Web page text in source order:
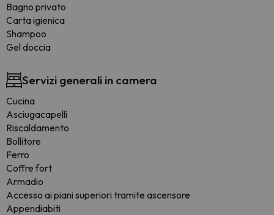
Bagno privato
Carta igienica
Shampoo
Gel doccia
Servizi generali in camera
Cucina
Asciugacapelli
Riscaldamento
Bollitore
Ferro
Coffre fort
Armadio
Accesso ai piani superiori tramite ascensore
Appendiabiti